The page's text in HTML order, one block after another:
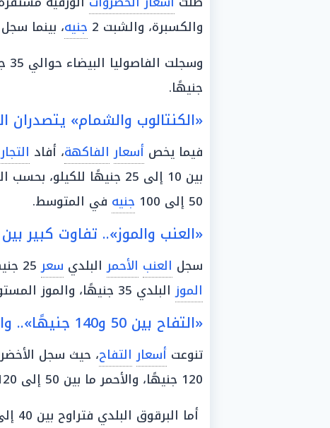
والكسبرة، والشبت 2
جنيه، بينما
وسجلت الفاصوليا البيضاء حوالي 35 جنيهًا للكيلو، في حين بلغ
جنيهًا.
«الكنتالوب والشمام» يتصدران الفاكهة..
فيما يخص أسعار الفاكهة، أفاد التجار
بين 10 إلى 25 جنيهًا للكيلو، بحسب الحجم والنوع، بينما بلغ
50 إلى 100
جنيه في المتوسط.
«العنب والموز».. تفاوت كبير
سجل العنب الأحمرالبلدي سعر25 جنيهًا، والعنب الأسود 30 جنيهًا، بينما بلغ
الموزالبلدي 35 جنيهًا، والموز المستورد
«التفاح بين 50 و140 جنيهًا».. والبرقوق يصل لـ135 جنيهًا
تنوعت أسعار التفاح
120 جنيهًا، والأحمر ما بين 50 إلى 120 جنيهًا.